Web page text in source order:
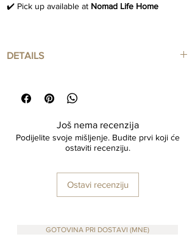
✔️ Pick up available at Nomad Life Home
DETAILS
Još nema recenzija
Podijelite svoje mišljenje. Budite prvi koji će
ostaviti recenziju.
Ostavi recenziju
GOTOVINA PRI DOSTAVI (MNE)